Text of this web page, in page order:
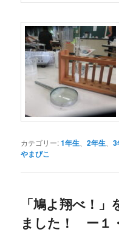
カテゴリー:1年生 、2年生 、3
やまびこ
「鳩よ翔べ！
ました！ ー１